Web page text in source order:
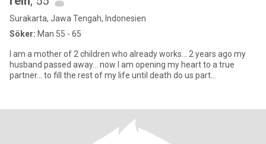
Surakarta, Jawa Tengah, Indonesien
Söker: Man 55 - 65
I am a mother of 2 children who already works... 2 years ago my
husband passed away... now I am opening my heart to a true
partner... to fill the rest of my life until death do us part...